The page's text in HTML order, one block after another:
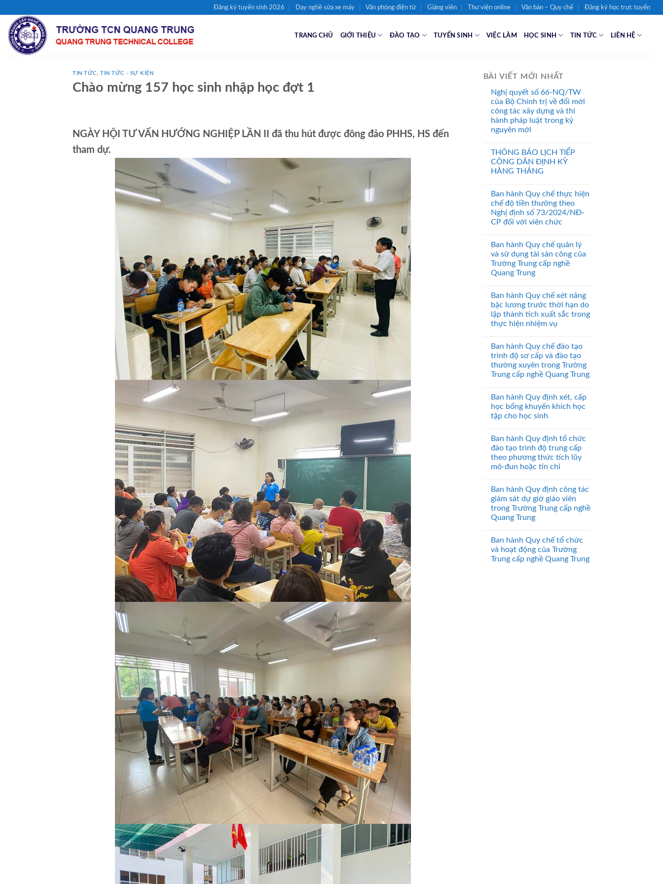
nội
dung
Đăng ký tuyển sinh 2026 Dạy nghề sửa xe máy Văn phòng điện tử Giảng viên Thư viện online Văn bản – Quy chế Đăng ký học trực tuyến
TRANG CHỦ GIỚI THIỆU ĐÀO TẠO TUYỂN SINH VIỆC LÀM HỌC SINH TIN TỨC LIÊN HỆ
TIN TỨC ,TIN TỨC - SỰ KIỆN
Chào mừng 157 học sinh nhập học đợt 1
NGÀY HỘI TƯ VẤN HƯỚNG NGHIỆP LẦN II đã thu hút được đông đảo PHHS, HS đến
tham dự.
BÀI VIẾT MỚI NHẤT
Nghị quyết số 66-NQ/TW
của Bộ Chính trị về đổi mới
công tác xây dựng và thi
hành pháp luật trong kỷ
nguyên mới
THÔNG BÁO LỊCH TIẾP
CÔNG DÂN ĐỊNH KỲ
HÀNG THÁNG
Ban hành Quy chế thực hiện
chế độ tiền thưởng theo
Nghị định số 73/2024/NĐ-
CP đối với viên chức
Ban hành Quy chế quản lý
và sử dụng tài sản công của
Trường Trung cấp nghề
Quang Trung
Ban hành Quy chế xét nâng
bậc lương trước thời hạn do
lập thành tích xuất sắc trong
thực hiện nhiệm vụ
Ban hành Quy chế đào tạo
trình độ sơ cấp và đào tạo
thường xuyên trong Trường
Trung cấp nghề Quang Trung
Ban hành Quy định xét, cấp
học bổng khuyến khích học
tập cho học sinh
Ban hành Quy định tổ chức
đào tạo trình độ trung cấp
theo phương thức tích lũy
mô-đun hoặc tín chỉ
Ban hành Quy định công tác
giám sát dự giờ giáo viên
trong Trường Trung cấp nghề
Quang Trung
Ban hành Quy chế tổ chức
và hoạt động của Trường
Trung cấp nghề Quang Trung